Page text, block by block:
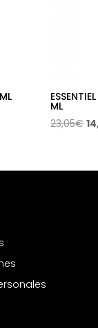
ML
23,05€El